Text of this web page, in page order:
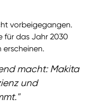
vorbeigegangen.
für das Jahr 2030
macht: Makita
und